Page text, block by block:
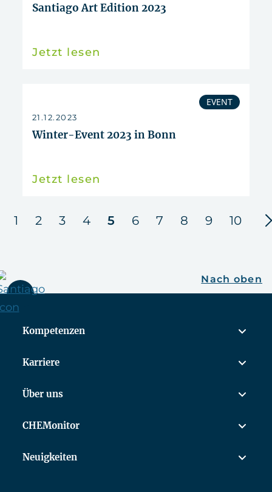
Santiago Art Edition 2023
Jetzt lesen
EVENT
21.12.2023
Winter-Event 2023 in Bonn
Jetzt lesen
1 2 3 4 5 6 7 8 9 10
Nach oben
Kompetenzen
Karriere
Über uns
CHEMonitor
Neuigkeiten